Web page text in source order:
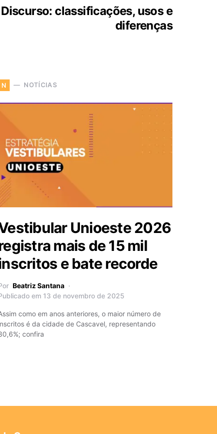
classificações, usos e
diferenças
N NOTÍCIAS
Unioeste 2026
mais de 15 mil
e bate recorde
Beatriz Santana
em 13 de novembro de 2025
como em anos anteriores, o maior número de
é da cidade de Cascavel, representando
confira